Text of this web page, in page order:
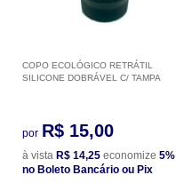
COPO ECOLÓGICO RETRÁTIL
SILICONE DOBRÁVEL C/ TAMPA
por R$ 15,00
à vista R$ 14,25 economize 5%
no Boleto Bancário ou Pix